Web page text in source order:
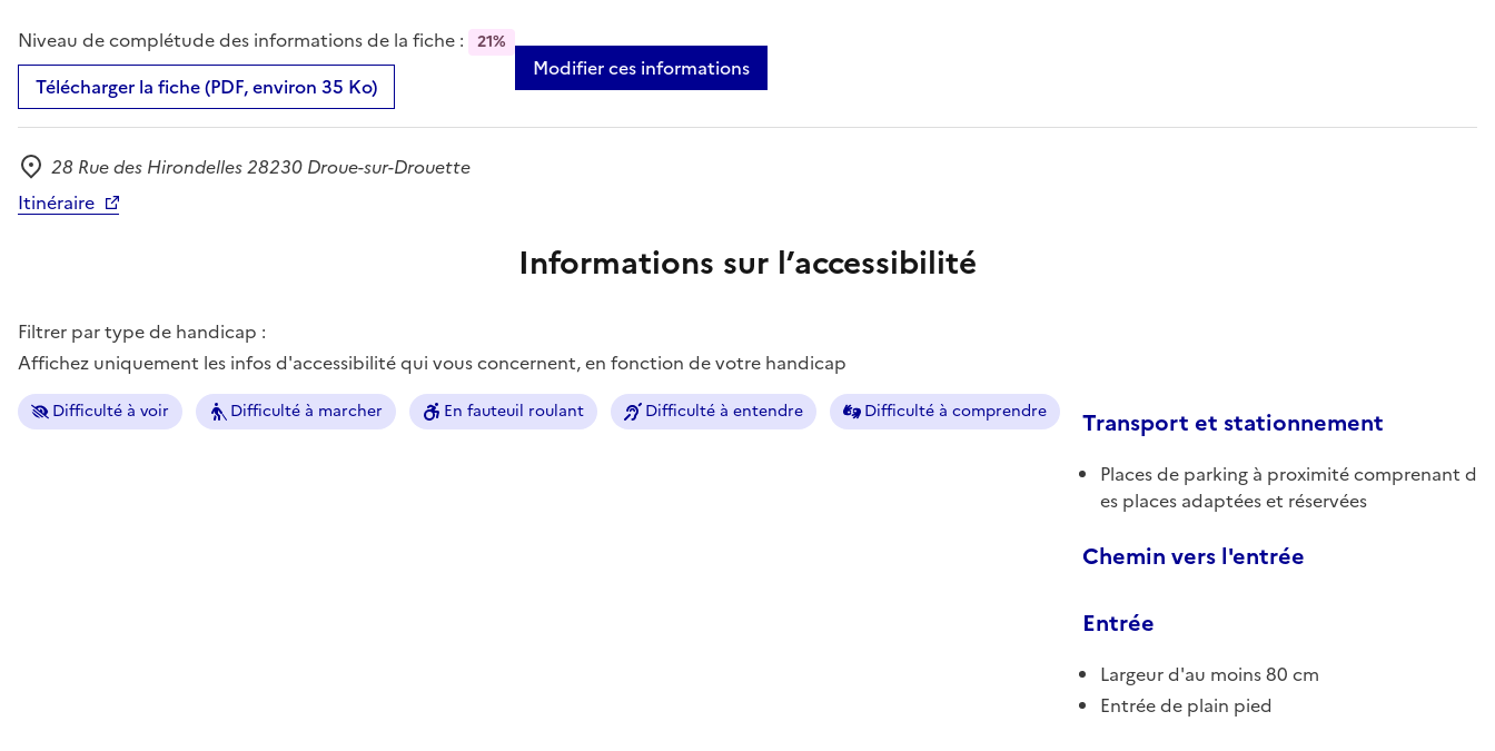
Niveau de complétude des informations de la fiche : 21%
Télécharger la fiche (PDF, environ 35 Ko)
Modifier ces informations
Adresse
28 Rue des Hirondelles 28230 Droue-sur-Drouette
Itinéraire
Informations sur l’accessibilité
Filtrer par type de handicap :
Affichez uniquement les infos d'accessibilité qui vous concernent, en fonction de votre handicap
Difficulté à voir Difficulté à marcher En fauteuil roulant Difficulté à entendre Difficulté à comprendre Transport et stationnement
Places de parking à proximité comprenant d
es places adaptées et réservées
Chemin vers l'entrée
Entrée
Largeur d'au moins 80 cm
Entrée de plain pied